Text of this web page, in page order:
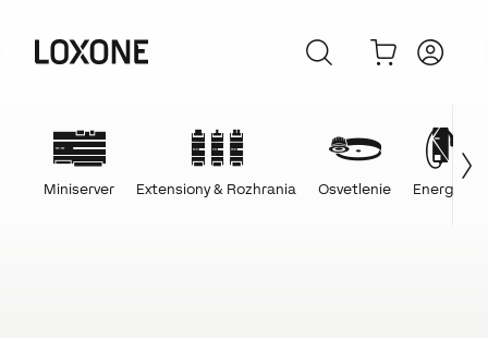
Miniserver Extensiony & Rozhrania Osvetlenie Energie